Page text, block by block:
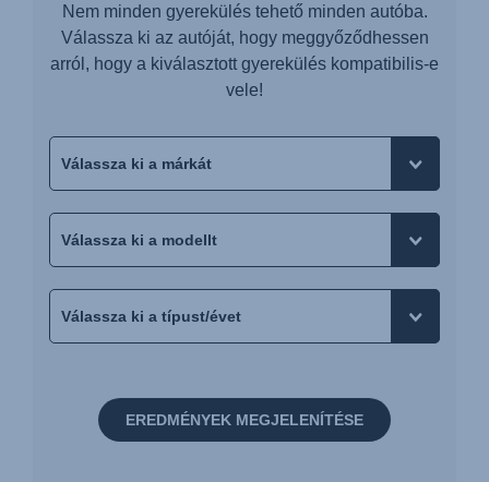
Nem minden gyerekülés tehető minden autóba.
Válassza ki az autóját, hogy meggyőződhessen
arról, hogy a kiválasztott gyerekülés kompatibilis-e
vele!
EREDMÉNYEK MEGJELENÍTÉSE